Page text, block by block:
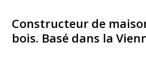
Constructeur de
bois. Basé dans la